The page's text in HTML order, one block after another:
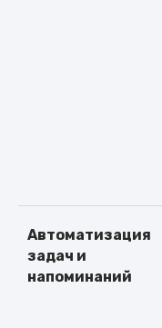
Автоматизация
задач и
напоминаний